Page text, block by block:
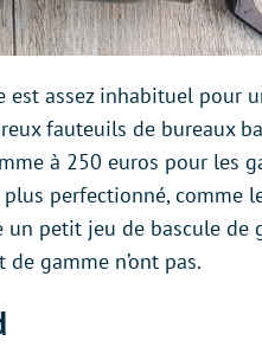
assez inhabituel pour
fauteuils de bureaux
à 250 euros pour les
perfectionné, comme
petit jeu de bascule de
gamme n’ont pas.